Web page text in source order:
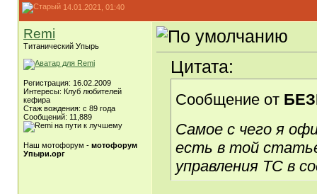
14.01.2021, 01:40
Remi
Титанический Упырь
Регистрация: 16.02.2009
Интересы: Клуб любителей
кефира
Стаж вождения: с 89 года
Сообщений: 11,889
Наш мотофорум - мотофорум
Упыри.орг
Цитата:
Сообщение от
Самое с чего я
есть в той
управления ТС в